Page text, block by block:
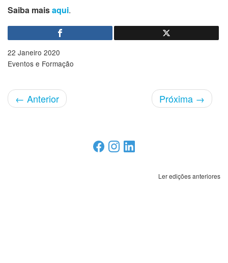
Saiba maisaqui.
22 Janeiro 2020
Eventos e Formação
← Anterior Próxima →
Ler edições anteriores